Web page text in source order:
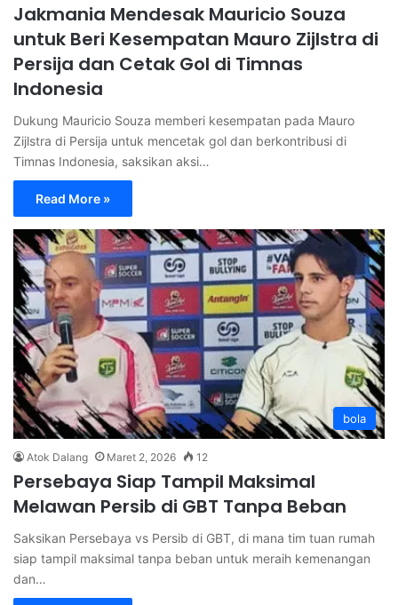
Jakmania Mendesak Mauricio Souza
untuk Beri Kesempatan Mauro Zijlstra di
Persija dan Cetak Gol di Timnas
Indonesia
Dukung Mauricio Souza memberi kesempatan pada Mauro
Zijlstra di Persija untuk mencetak gol dan berkontribusi di
Timnas Indonesia, saksikan aksi…
Read More »
bola
Atok Dalang Maret 2, 2026 12
Persebaya Siap Tampil Maksimal
Melawan Persib di GBT Tanpa Beban
Saksikan Persebaya vs Persib di GBT, di mana tim tuan rumah
siap tampil maksimal tanpa beban untuk meraih kemenangan
dan…